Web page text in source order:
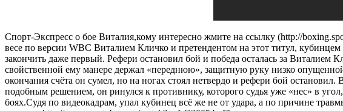
Спорт-Экспресс о бое Виталия,кому интересно жмите на ссылку (http://
весе по версии WBC Виталием Кличко и претендентом на этот титул,
закончить даже первый. Рефери остановил бой и победа осталась за
свойственной ему манере держал «переднюю», защитную руку низко
окончания счёта он сумел, но на ногах стоял нетвердо и рефери бой
подобным решением, он ринулся к противнику, которого судья уже «нес» в
боях.Судя по видеокадрам, упал кубинец всё же не от удара, а по причине